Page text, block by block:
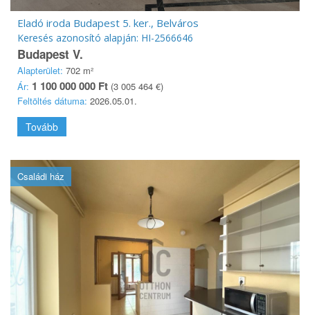
Eladó iroda Budapest 5. ker., Belváros
Keresés azonosító alapján: HI-2566646
Budapest V.
Alapterület: 702 m²
Ár: 1 100 000 000 Ft (3 005 464 €)
Feltöltés dátuma: 2026.05.01.
Tovább
Családi ház